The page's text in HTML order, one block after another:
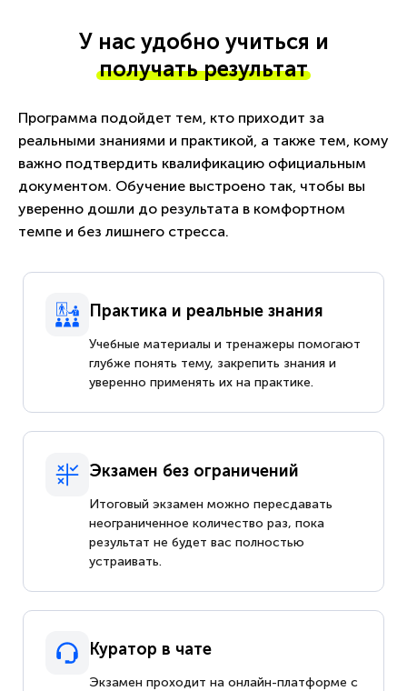
У нас удобно учиться и
получать результат
Программа подойдет тем, кто приходит за
реальными знаниями и практикой, а также тем, кому
важно подтвердить квалификацию официальным
документом. Обучение выстроено так, чтобы вы
уверенно дошли до результата в комфортном
темпе и без лишнего стресса.
Практика и реальные знания
Учебные материалы и тренажеры помогают
глубже понять тему, закрепить знания и
уверенно применять их на практике.
Экзамен без ограничений
Итоговый экзамен можно пересдавать
неограниченное количество раз, пока
результат не будет вас полностью
устраивать.
Куратор в чате
Экзамен проходит на онлайн-платформе с